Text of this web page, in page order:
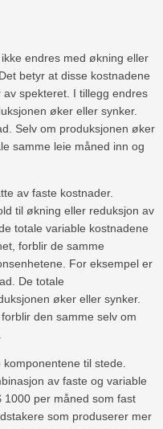
endres med økning eller
betyr at disse kostnadene
spekteret. I tillegg endres
øker eller synker.
Selv om produksjonen øker
samme leie måned inn og
av faste kostnader.
til økning eller reduksjon av
totale variable kostnadene
forblir de samme
For eksempel er
De totale
øker eller synker.
den samme selv om
til stede.
av faste og variable
1000 per måned som fast
som produserer mer